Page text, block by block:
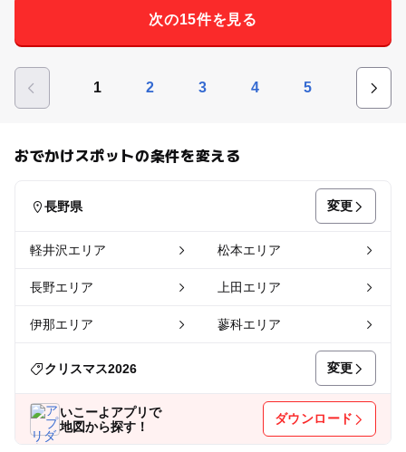
次の15件を見る
1 2 3 4 5
おでかけスポットの条件を変える
長野県 変更
軽井沢エリア 松本エリア
長野エリア 上田エリア
伊那エリア 蓼科エリア
クリスマス2026 変更
いこーよアプリで
地図から探す！
ダウンロード